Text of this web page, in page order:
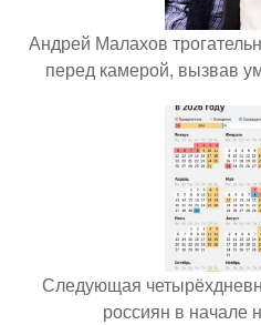
Андрей Малахов
перед камерой, вызвав
Следующая
россиян в начале